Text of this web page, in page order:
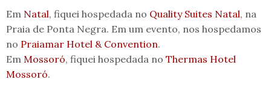
Em Natal, fiquei hospedada no Quality Suites Natal, na
Praia de Ponta Negra. Em um evento, nos hospedamos
no Praiamar Hotel & Convention.
Em Mossoró, fiquei hospedada no Thermas Hotel
Mossoró.